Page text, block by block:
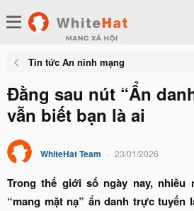
Tin tức An ninh mạng
Đằng sau nút “Ẩn
vẫn biết bạn là ai
WhiteHat Team 23/01/2026
Trong thế giới số ngày nay,
“mang mặt nạ” ẩn danh trực tuyến